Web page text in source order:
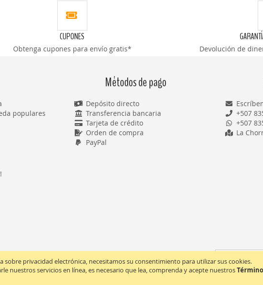
sobre privacidad electrónica, necesitamos su consentimiento para utilizar sus cookies.
nuestros servicios en línea, es necesario que lea, comprenda y acepte nuestros
CUPONES
Obtenga cupones para envío gratis* Devolución de
populares
Métodos de pago
Depósito directo
Transferencia bancaria
Tarjeta de crédito
Orden de compra
PayPal
+507
+507
La
Inscríbase
a
nuestro